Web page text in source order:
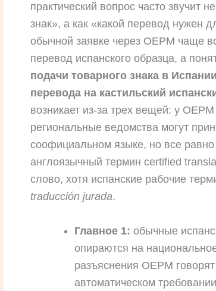
практический вопрос часто звучит
знак», а как «какой перевод нужен
обычной заявке через OEPM чаще
перевод испанского образца, а
подачи товарного знака в
перевода на кастильский
возникает из-за трех вещей: у
региональные ведомства могут
соофициальном языке, но все
англоязычный термин certified
слово, хотя испанские рабочие
traducción jurada.
Главное 1: обычные
опираются на
разъяснения OEPM
автоматическом